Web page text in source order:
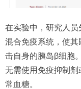
在实验中，研究人员
混合免疫系统，使
击自身的胰岛β细胞
无需使用免疫抑制
常血糖。